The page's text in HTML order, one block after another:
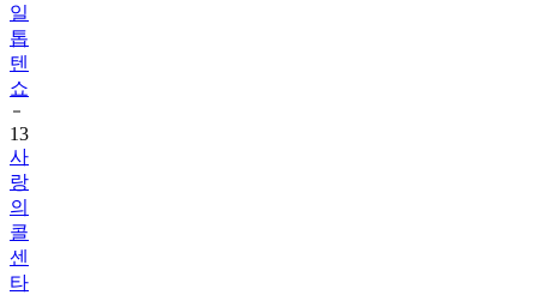
일
톱
텐
쇼
13
사
랑
의
콜
센
타